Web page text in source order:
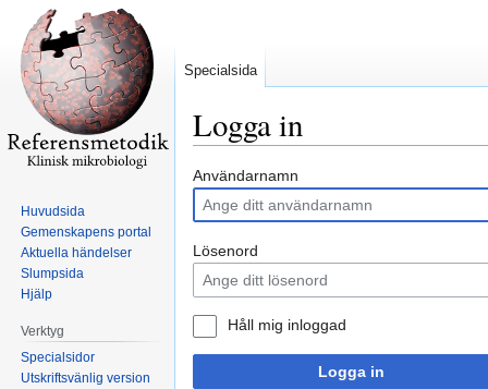
Logga in
Hoppa
till
navigering
Hoppa
till
sök
Användarnamn
Lösenord
Håll mig inloggad
Logga in
Specialsida
Huvudsida
Gemenskapens portal
Aktuella händelser
Slumpsida
Hjälp
Verktyg
Specialsidor
Utskriftsvänlig version